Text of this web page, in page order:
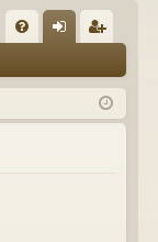
K
K
au
du
ist
er